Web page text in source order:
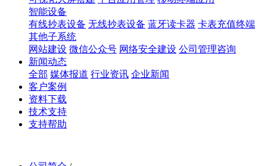
智能设备
有线抄表设备 无线抄表设备 蓝牙读卡器 卡表充值终端
其他子系统
网站建设 微信公众号 网络安全建设 公司管理咨询
新闻动态
全部 媒体报道 行业资讯 企业新闻
客户案例
资料下载
技术支持
支持帮助